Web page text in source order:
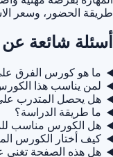
طريقة الحضور، وسعر
أسئلة شائعة
ما هو كورس الفرق على
لمن يناسب هذا
هل يحصل المتدرب
ما طريقة الدراسة؟
هل الكورس مناسب
كيف أختار الكورس
هل هذه الصفحة تغني